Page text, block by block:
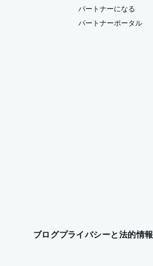
パートナーになる
パートナーポータル
ブログプライバシーと法的情報